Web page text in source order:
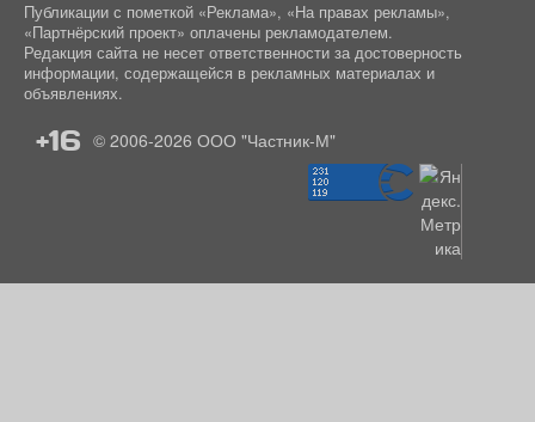
Публикации с пометкой «Реклама», «На правах рекламы»,
«Партнёрский проект» оплачены рекламодателем.
Редакция сайта не несет ответственности за достоверность
информации, содержащейся в рекламных материалах и
объявлениях.
+16 © 2006-2026 ООО "Частник-М"